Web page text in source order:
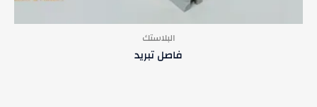
البلاستك
فاصل تبريد